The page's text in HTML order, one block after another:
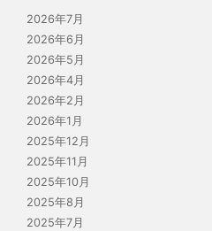
2026年7月
2026年6月
2026年5月
2026年4月
2026年2月
2026年1月
2025年12月
2025年11月
2025年10月
2025年8月
2025年7月